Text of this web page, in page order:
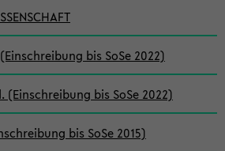
bis SoSe 2022)
(Einschreibung bis SoSe 2022)
bis SoSe 2015)